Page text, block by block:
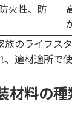
火性、防
のライフス
、適材適所で
材料の